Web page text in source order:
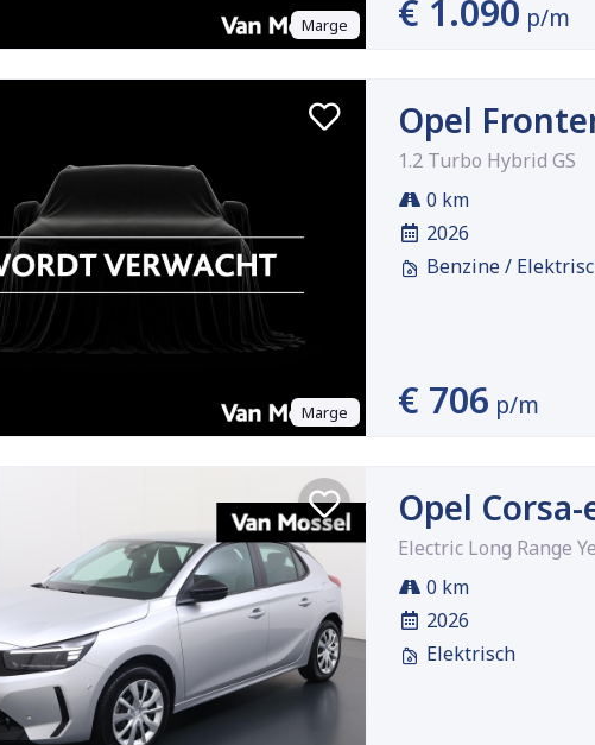
Marge € 1.090 p/m
Marge
Opel
1.2 Turbo Hybrid GS
0 km
2026
Benzine /
€ 706 p/m
Opel Corsa-
Electric Long Range
0 km
2026
Elektrisch